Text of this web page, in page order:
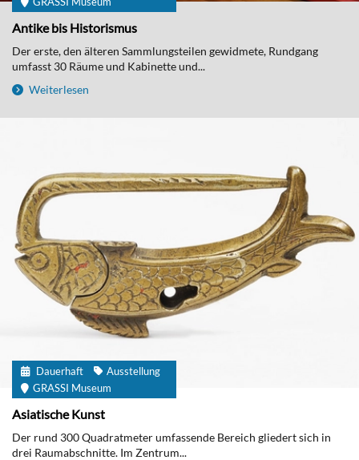
Antike bis Historismus
Der erste, den älteren Sammlungsteilen gewidmete, Rundgang
umfasst 30 Räume und Kabinette und...
Weiterlesen
Dauerhaft
Ausstellung
GRASSI Museum
Asiatische Kunst
Der rund 300 Quadratmeter umfassende Bereich gliedert sich in
drei Raumabschnitte. Im Zentrum...